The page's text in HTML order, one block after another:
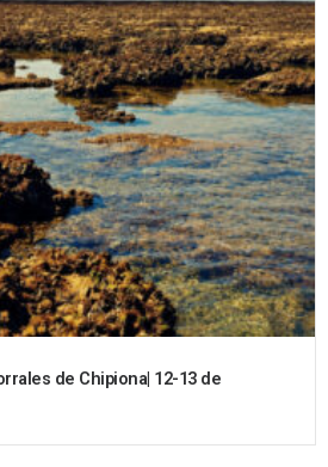
de Chipiona| 12-13 de